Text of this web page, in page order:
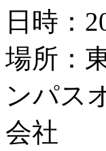
日時：
場所：
ンパス
会社